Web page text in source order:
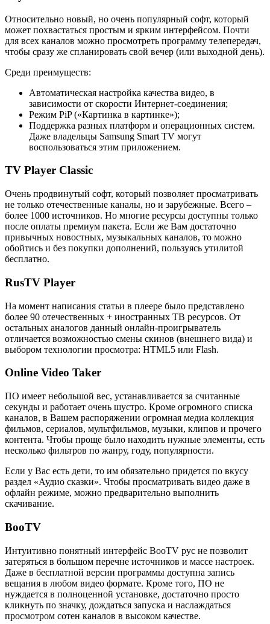
Относительно новый, но очень популярный софт, который
может похвастаться простым и ярким интерфейсом. Почти
для всех каналов можно просмотреть программу телепередач,
чтобы сразу же спланировать свой вечер (или выходной день).
Среди преимуществ:
Автоматическая настройка качества видео, в
зависимости от скорости Интернет-соединения;
Режим PiP («Картинка в картинке»);
Поддержка разных платформ и операционных систем.
Даже владельцы Samsung Smart TV могут
воспользоваться этим приложением.
TV Player Classic
Очень продвинутый софт, который позволяет просматривать
не только отечественные каналы, но и зарубежные. Всего –
более 1000 источников. Но многие ресурсы доступны только
после оплаты премиум пакета. Если же Вам достаточно
привычных новостных, музыкальных каналов, то можно
обойтись и без покупки дополнений, пользуясь утилитой
бесплатно.
RusTV Player
На момент написания статьи в плеере было представлено
более 90 отечественных + иностранных ТВ ресурсов. От
остальных аналогов данный онлайн-проигрыватель
отличается возможностью смены скинов (внешнего вида) и
выбором технологии просмотра: HTML5 или Flash.
Online Video Taker
ПО имеет небольшой вес, устанавливается за считанные
секунды и работает очень шустро. Кроме огромного списка
каналов, в Вашем распоряжении огромная медиа коллекция
фильмов, сериалов, мультфильмов, музыки, клипов и прочего
контента. Чтобы проще было находить нужные элементы, есть
несколько фильтров по жанру, году, популярности.
Если у Вас есть дети, то им обязательно придется по вкусу
раздел «Аудио сказки». Чтобы просматривать видео даже в
офлайн режиме, можно предварительно выполнить
скачивание.
BooTV
Интуитивно понятный интерфейс BooTV рус не позволит
затеряться в большом перечне источников и массе настроек.
Даже в бесплатной версии программы доступна запись
вещания в любом видео формате. Кроме того, ПО не
нуждается в полноценной установке, достаточно просто
кликнуть по значку, дождаться запуска и наслаждаться
просмотром сотен каналов в высоком качестве.